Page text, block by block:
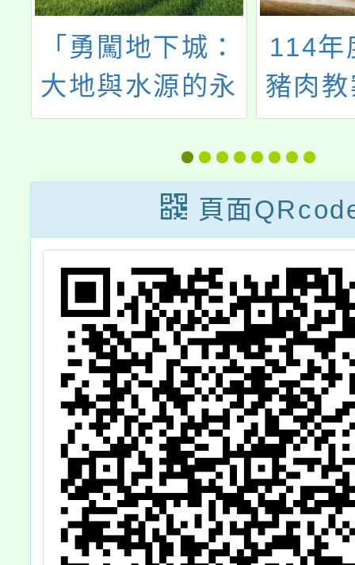
「勇闖地下城：
大地與水源的永
恆守護」土水保
護線上學習活動
114年
豬肉
頁面